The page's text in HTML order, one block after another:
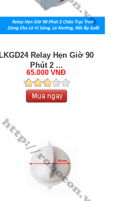
LKGD24 Relay Hẹn Giờ 90
Phút 2 ...
65.000 VNĐ